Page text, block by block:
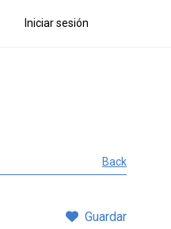
Iniciar sesión
Back
Guardar